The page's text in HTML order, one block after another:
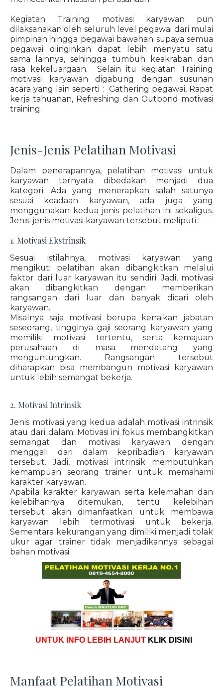
Kegiatan Training motivasi karyawan pun
dilaksanakan oleh seluruh level pegawai dari mulai
pimpinan hingga pegawai bawahan supaya semua
pegawai diinginkan dapat lebih menyatu satu
sama lainnya, sehingga tumbuh keakraban dan
rasa kekeluargaan. Selain itu kegiatan Training
motivasi karyawan digabung dengan susunan
acara yang lain seperti : Gathering pegawai, Rapat
kerja tahuanan, Refreshing dan Outbond motivasi
training.
Jenis-Jenis Pelatihan Motivasi
Dalam penerapannya, pelatihan motivasi untuk
karyawan ternyata dibedakan menjadi dua
kategori. Ada yang menerapkan salah satunya
sesuai keadaan karyawan, ada juga yang
menggunakan kedua jenis pelatihan ini sekaligus.
Jenis-jenis motivasi karyawan tersebut meliputi :
1. Motivasi Ekstrinsik
Sesuai istilahnya, motivasi karyawan yang
mengikuti pelatihan akan dibangkitkan melalui
faktor dari luar karyawan itu sendiri. Jadi, motivasi
akan dibangkitkan dengan memberikan
rangsangan dari luar dan banyak dicari oleh
karyawan.
Misalnya saja motivasi berupa kenaikan jabatan
seseorang, tingginya gaji seorang karyawan yang
memiliki motivasi tertentu, serta kemajuan
perusahaan di masa mendatang yang
menguntungkan. Rangsangan tersebut
diharapkan bisa membangun motivasi karyawan
untuk lebih semangat bekerja.
2. Motivasi Intrinsik
Jenis motivasi yang kedua adalah motivasi intrinsik
atau dari dalam. Motivasi ini fokus membangkitkan
semangat dan motivasi karyawan dengan
menggali dari dalam kepribadian karyawan
tersebut. Jadi, motivasi intrinsik membutuhkan
kemampuan seorang trainer untuk memahami
karakter karyawan.
Apabila karakter karyawan serta kelemahan dan
kelebihannya ditemukan, tentu kelebihan
tersebut akan dimanfaatkan untuk membawa
karyawan lebih termotivasi untuk bekerja.
Sementara kekurangan yang dimiliki menjadi tolak
ukur agar trainer tidak menjadikannya sebagai
bahan motivasi.
UNTUK INFO LEBIH LANJUT KLIK DISINI
Manfaat Pelatihan Motivasi